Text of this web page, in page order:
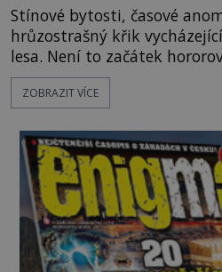
Stínové bytosti, časové
hrůzostrašný křik
lesa. Není to začátek
události, které popisují
označovány jako nejděsivější na
vyhýbají! Už jste o těchto
byste se je
ZOBRAZIT VÍCE